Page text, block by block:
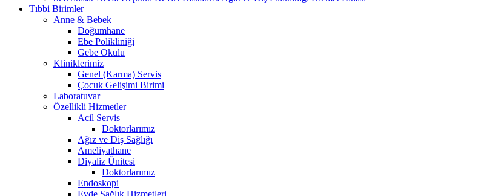
Tıbbi Birimler
Anne & Bebek
Doğumhane
Ebe Polikliniği
Gebe Okulu
Kliniklerimiz
Genel (Karma) Servis
Çocuk Gelişimi Birimi
Laboratuvar
Özellikli Hizmetler
Acil Servis
Doktorlarımız
Ağız ve Diş Sağlığı
Ameliyathane
Diyaliz Ünitesi
Doktorlarımız
Endoskopi
Evde Sağlık Hizmetleri